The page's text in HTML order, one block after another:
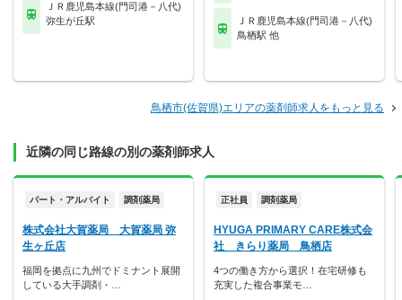
ＪＲ鹿児島本線(門司港－八代)
弥生が丘駅
ＪＲ鹿児島本線(門司港－八代)
鳥栖駅 他
鳥栖市(佐賀県)エリアの薬剤師求人をもっと見る
近隣の同じ路線の別の薬剤師求人
パート・アルバイト 調剤薬局
株式会社大賀薬局 大賀薬局 弥
生ヶ丘店
福岡を拠点に九州でドミナント展開
している大手調剤・…
正社員 調剤薬局
HYUGA PRIMARY CARE株式会
社 きらり薬局 鳥栖店
4つの働き方から選択！在宅研修も
充実した複合事業モ…